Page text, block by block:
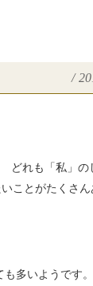
/
どれも「私」の
ことがたくさん
多いようです。